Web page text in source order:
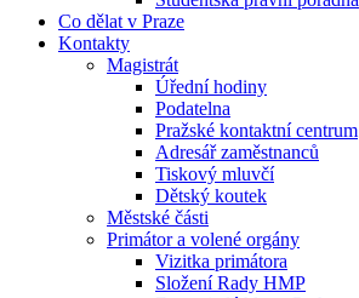
Co dělat v Praze
Kontakty
Magistrát
Úřední hodiny
Podatelna
Pražské kontaktní centrum
Adresář zaměstnanců
Tiskový mluvčí
Dětský koutek
Městské části
Primátor a volené orgány
Vizitka primátora
Složení Rady HMP